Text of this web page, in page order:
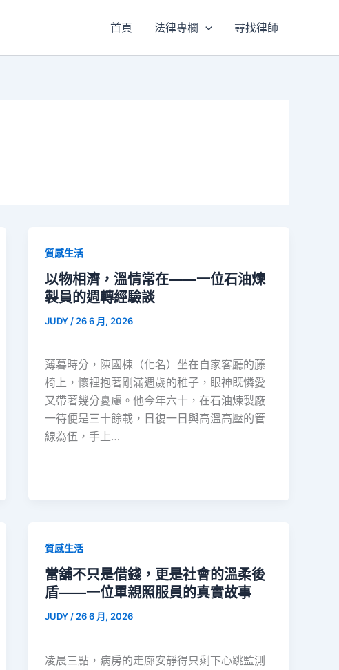
首頁 法律專欄 尋找律師
質感生活
以物相濟，溫情常在——一位石油煉
製員的週轉經驗談
JUDY / 26 6 月, 2026
薄暮時分，陳國棟（化名）坐在自家客廳的藤
椅上，懷裡抱著剛滿週歲的稚子，眼神既憐愛
又帶著幾分憂慮。他今年六十，在石油煉製廠
一待便是三十餘載，日復一日與高溫高壓的管
線為伍，手上…
質感生活
當舖不只是借錢，更是社會的溫柔後
盾——一位單親照服員的真實故事
JUDY / 26 6 月, 2026
凌晨三點，病房的走廊安靜得只剩下心跳監測